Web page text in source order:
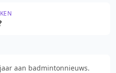
aan badmintonnieuws.